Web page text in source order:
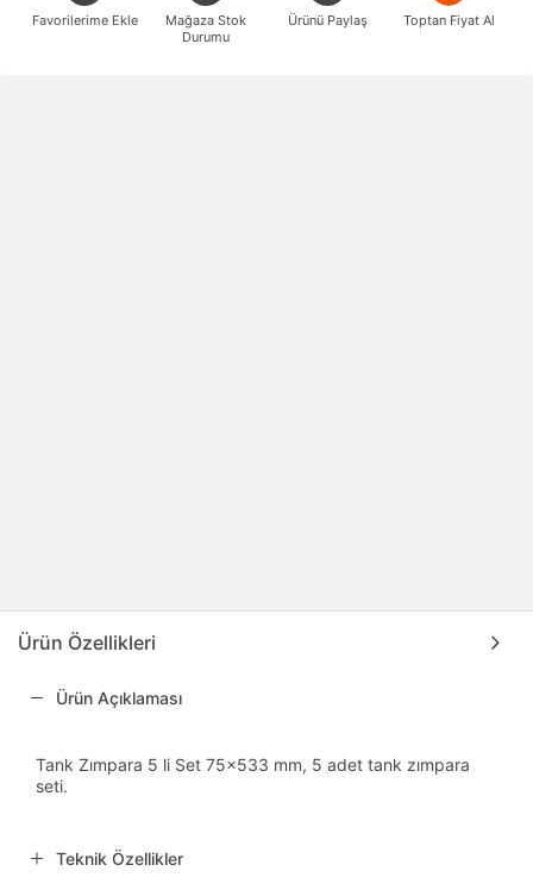
Favorilerime Ekle
Mağaza Stok
Durumu
Ürünü Paylaş Toptan Fiyat Al
Ürün Özellikleri
Ürün Açıklaması
Tank Zımpara 5 li Set 75x533 mm, 5 adet tank zımpara
seti.
Teknik Özellikler